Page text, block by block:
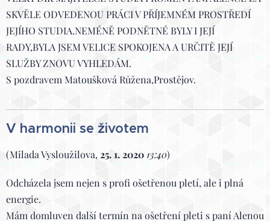
SKVĚLE ODVEDENOU PRÁCI V PŘÍJEMNÉM PROSTŘEDÍ
JEJÍHO STUDIA.NEMÉNĚ PODNĚTNÉ BYLY I JEJÍ
RADY,BYLA JSEM VELICE SPOKOJENA A URČITĚ JEJÍ
SLUŽBY ZNOVU VYHLEDÁM.
S pozdravem Matoušková Růžena,Prostějov.
V harmonii se životem
(Milada Vysloužilova,25. 1. 2020 13:40)
Odcházela jsem nejen s profi ošetřenou pletí, ale i plná
energie.
Mám domluven další termín na ošetření pleti s paní Alenou